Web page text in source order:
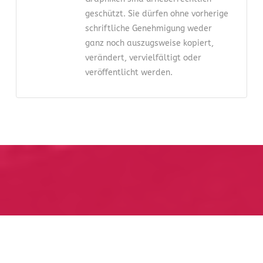
geschützt. Sie dürfen ohne vorherige
schriftliche Genehmigung weder
ganz noch auszugsweise kopiert,
verändert, vervielfältigt oder
veröffentlicht werden.